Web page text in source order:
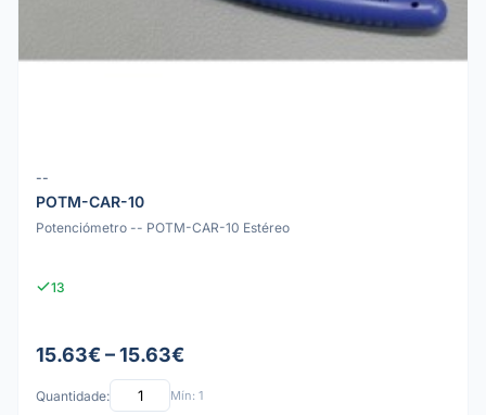
--
POTM-CAR-10
Potenciómetro -- POTM-CAR-10 Estéreo
13
15.63€ – 15.63€
Quantidade: Mín: 1